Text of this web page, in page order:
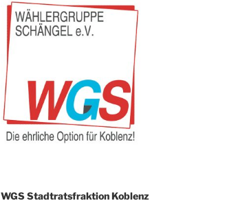
WGS Stadtratsfraktion Koblenz